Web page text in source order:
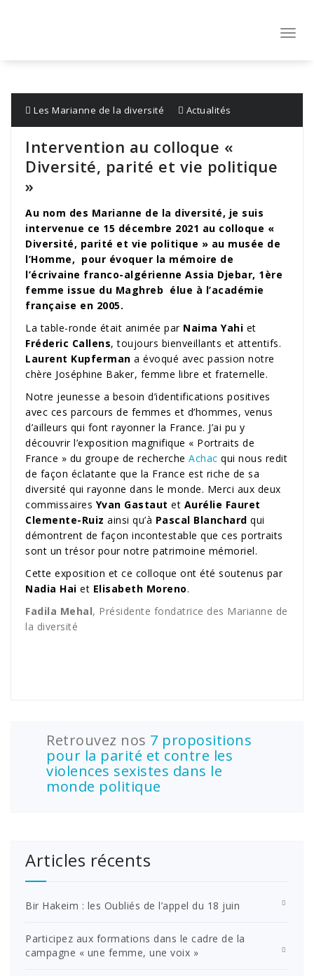
Les Marianne de la diversité Actualités
Intervention au colloque «
Diversité, parité et vie politique
»
Au nom des Marianne de la diversité, je suis
intervenue ce 15 décembre 2021 au colloque «
Diversité, parité et vie politique » au musée de
l’Homme, pour évoquer la mémoire de
l’écrivaine franco-algérienne Assia Djebar, 1ère
femme issue du Maghreb élue à l’académie
française en 2005.
La table-ronde était animée par Naima Yahi et
Fréderic Callens, toujours bienveillants et attentifs.
Laurent Kupferman a évoqué avec passion notre
chère Joséphine Baker, femme libre et fraternelle.
Notre jeunesse a besoin d’identifications positives
avec ces parcours de femmes et d’hommes, venus
d’ailleurs qui font rayonner la France. J’ai pu y
découvrir l’exposition magnifique « Portraits de
France » du groupe de recherche Achac qui nous redit
de façon éclatante que la France est riche de sa
diversité qui rayonne dans le monde. Merci aux deux
commissaires Yvan Gastaut et Aurélie Fauret
Clemente-Ruiz ainsi qu’à Pascal Blanchard qui
démontrent de façon incontestable que ces portraits
sont un trésor pour notre patrimoine mémoriel.
Cette exposition et ce colloque ont été soutenus par
Nadia Hai et Elisabeth Moreno.
Fadila Mehal, Présidente fondatrice des Marianne de
la diversité
Retrouvez nos 7 propositions
pour la parité et contre les
violences sexistes dans le
monde politique
Articles récents
Bir Hakeim : les Oubliés de l’appel du 18 juin
Participez aux formations dans le cadre de la
campagne « une femme, une voix »